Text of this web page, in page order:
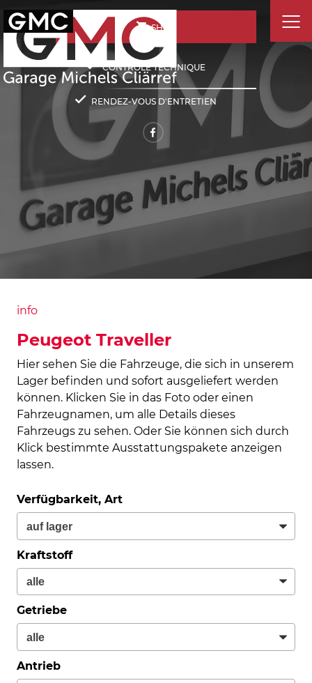
SHOP
CONTRÔLE TECHNIQUE
RENDEZ-VOUS D'ENTRETIEN
info
Peugeot Traveller
Hier sehen Sie die Fahrzeuge, die sich in unserem
Lager befinden und sofort ausgeliefert werden
können. Klicken Sie in das Foto oder einen
Fahrzeugnamen, um alle Details dieses
Fahrzeugs zu sehen. Oder Sie können sich durch
Klick bestimmte Ausstattungspakete anzeigen
lassen.
Verfügbarkeit, Art
Kraftstoff
Getriebe
Antrieb